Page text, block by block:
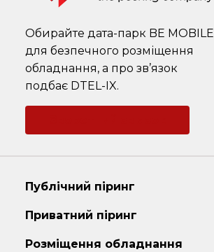
Обирайте дата-парк BE MOBILE
для безпечного розміщення
обладнання, а про зв’язок
подбає DTEL-IX.
Публічний піринг
Приватний піринг
Розміщення обладнання